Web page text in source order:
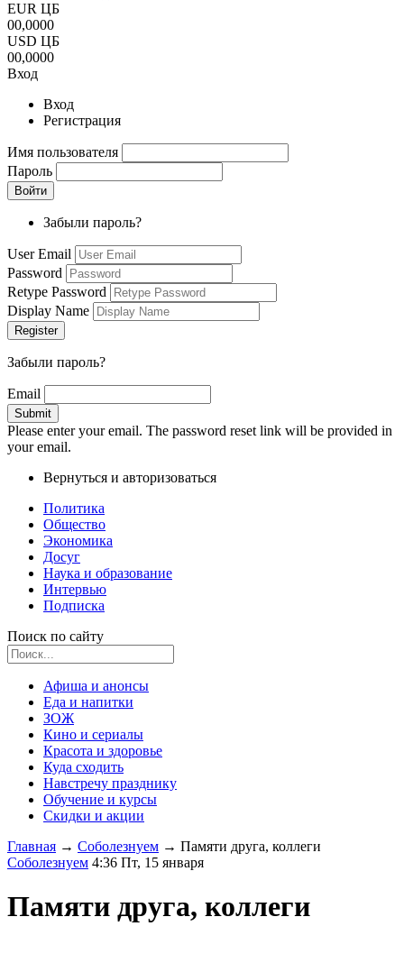
EUR ЦБ
00,0000
USD ЦБ
00,0000
Вход
Вход
Регистрация
Имя пользователя
Пароль
Забыли пароль?
User Email
Password
Retype Password
Display Name
Забыли пароль?
Email
Please enter your email. The password reset link will be provided in
your email.
Вернуться и авторизоваться
Политика
Общество
Экономика
Досуг
Наука и образование
Интервью
Подписка
Поиск по сайту
Афиша и анонсы
Еда и напитки
ЗОЖ
Кино и сериалы
Красота и здоровье
Куда сходить
Навстречу празднику
Обучение и курсы
Скидки и акции
Главная → Соболезнуем → Памяти друга, коллеги
Соболезнуем 4:36 Пт, 15 января
Памяти друга, коллеги